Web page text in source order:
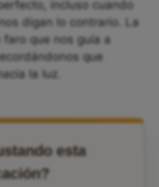
incluso cuando
digan lo contrario. La
que nos guía a
que
la luz.
esta